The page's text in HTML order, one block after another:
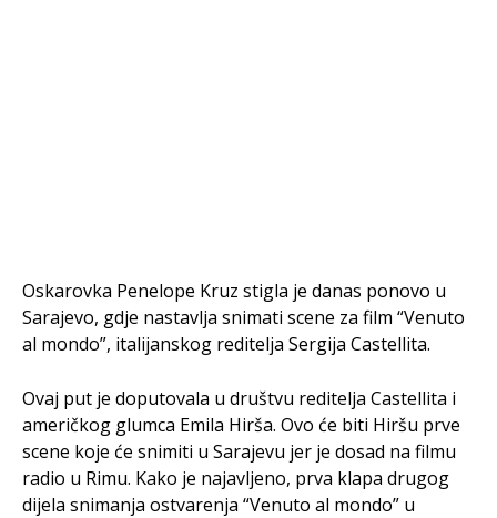
Oskarovka Penelope Kruz stigla je danas ponovo u
Sarajevo, gdje nastavlja snimati scene za film “Venuto
al mondo”, italijanskog reditelja Sergija Castellita.
Ovaj put je doputovala u društvu reditelja Castellita i
američkog glumca Emila Hirša. Ovo će biti Hiršu prve
scene koje će snimiti u Sarajevu jer je dosad na filmu
radio u Rimu. Kako je najavljeno, prva klapa drugog
dijela snimanja ostvarenja “Venuto al mondo” u